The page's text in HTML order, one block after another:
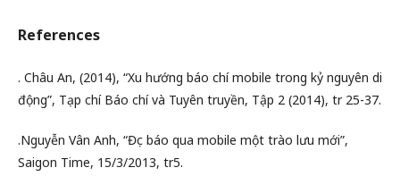
References
. Châu An, (2014), “Xu hướng báo chí mobile trong kỷ nguyên di
động”, Tạp chí Báo chí và Tuyên truyền, Tập 2 (2014), tr 25-37.
.Nguyễn Vân Anh, “Đọc báo qua mobile một trào lưu mới”,
Saigon Time, 15/3/2013, tr5.